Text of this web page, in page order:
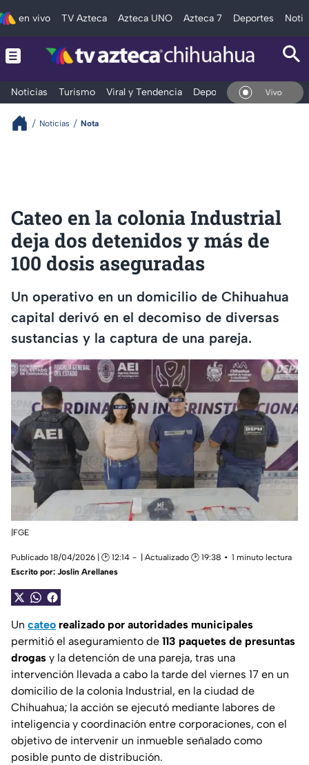
en vivo TV Azteca Azteca UNO Azteca 7 Deportes
Noticias Turismo Viral y Tendencia Deportes Espectáculos
En Vivo
Noticias Nota
Cateo en la colonia Industrial
deja dos detenidos y más de
100 dosis aseguradas
Un operativo en un domicilio de Chihuahua
capital derivó en el decomiso de diversas
sustancias y la captura de una pareja.
|FGE
Publicado 18/04/2026 | 🕑 12:14 | Actualizado 🕑 19:38
1 minuto lectura
Escrito por: Joslin Arellanes
Un cateo realizado por autoridades municipales
permitió el aseguramiento de 113 paquetes de presuntas
drogas y la detención de una pareja, tras una
intervención llevada a cabo la tarde del viernes 17 en un
domicilio de la colonia Industrial, en la ciudad de
Chihuahua; la acción se ejecutó mediante labores de
inteligencia y coordinación entre corporaciones, con el
objetivo de intervenir un inmueble señalado como
posible punto de distribución.